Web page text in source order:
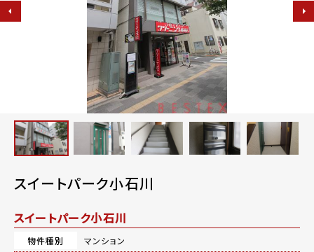
スイートパーク小石川
スイートパーク小石川
物件種別
マンション